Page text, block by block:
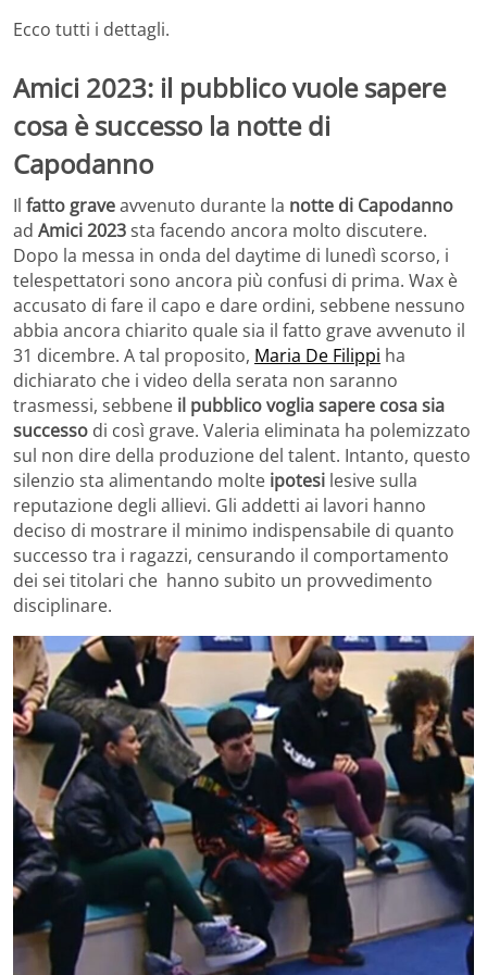
Ecco tutti i dettagli.
Amici 2023: il pubblico vuole sapere
cosa è successo la notte di
Capodanno
Il fatto graveavvenuto durante la notte di Capodanno
ad Amici 2023sta facendo ancora molto discutere.
Dopo la messa in onda del daytime di lunedì scorso, i
telespettatori sono ancora più confusi di prima. Wax è
accusato di fare il capo e dare ordini, sebbene nessuno
abbia ancora chiarito quale sia il fatto grave avvenuto il
31 dicembre. A tal proposito, Maria De Filippi ha
dichiarato che i video della serata non saranno
trasmessi, sebbene il pubblicovoglia sapere cosa sia
successo di così grave. Valeria eliminata ha polemizzato
sul non dire della produzione del talent. Intanto, questo
silenzio sta alimentando molte ipotesi lesive sulla
reputazione degli allievi. Gli addetti ai lavori hanno
deciso di mostrare il minimo indispensabile di quanto
successo tra i ragazzi, censurando il comportamento
dei sei titolari che hanno subito un provvedimento
disciplinare.